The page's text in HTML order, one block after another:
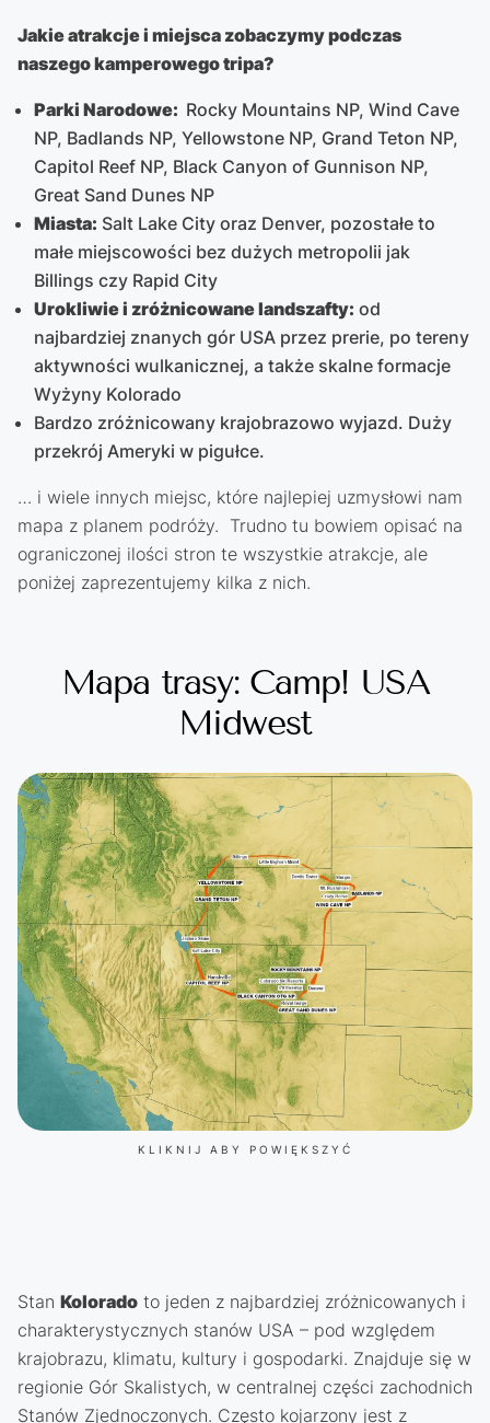
Jakie atrakcje i miejsca zobaczymy podczas
naszego kamperowego tripa?
Parki Narodowe: Rocky Mountains NP, Wind Cave
NP, Badlands NP, Yellowstone NP, Grand Teton NP,
Capitol Reef NP, Black Canyon of Gunnison NP,
Great Sand Dunes NP
Miasta: Salt Lake City oraz Denver, pozostałe to
małe miejscowości bez dużych metropolii jak
Billings czy Rapid City
Urokliwie i zróżnicowane landszafty: od
najbardziej znanych gór USA przez prerie, po tereny
aktywności wulkanicznej, a także skalne formacje
Wyżyny Kolorado
Bardzo zróżnicowany krajobrazowo wyjazd. Duży
przekrój Ameryki w pigułce.
… i wiele innych miejsc, które najlepiej uzmysłowi nam
mapa z planem podróży. Trudno tu bowiem opisać na
ograniczonej ilości stron te wszystkie atrakcje, ale
poniżej zaprezentujemy kilka z nich.
Mapa trasy: Camp! USA
Midwest
KLIKNIJ ABY POWIĘKSZYĆ
Stan Kolorado to jeden z najbardziej zróżnicowanych i
charakterystycznych stanów USA – pod względem
krajobrazu, klimatu, kultury i gospodarki. Znajduje się w
regionie Gór Skalistych, w centralnej części zachodnich
Stanów Zjednoczonych. Często kojarzony jest z